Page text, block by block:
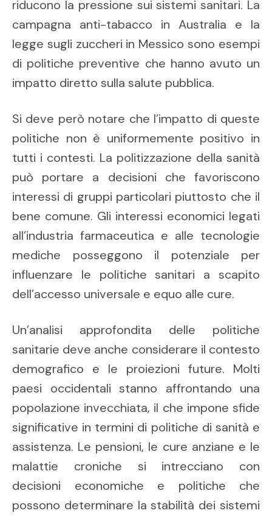
riducono la pressione sui sistemi sanitari. La
campagna anti-tabacco in Australia e la
legge sugli zuccheri in Messico sono esempi
di politiche preventive che hanno avuto un
impatto diretto sulla salute pubblica.
Si deve però notare che l’impatto di queste
politiche non è uniformemente positivo in
tutti i contesti. La politizzazione della sanità
può portare a decisioni che favoriscono
interessi di gruppi particolari piuttosto che il
bene comune. Gli interessi economici legati
all’industria farmaceutica e alle tecnologie
mediche posseggono il potenziale per
influenzare le politiche sanitari a scapito
dell’accesso universale e equo alle cure.
Un’analisi approfondita delle politiche
sanitarie deve anche considerare il contesto
demografico e le proiezioni future. Molti
paesi occidentali stanno affrontando una
popolazione invecchiata, il che impone sfide
significative in termini di politiche di sanità e
assistenza. Le pensioni, le cure anziane e le
malattie croniche si intrecciano con
decisioni economiche e politiche che
possono determinare la stabilità dei sistemi